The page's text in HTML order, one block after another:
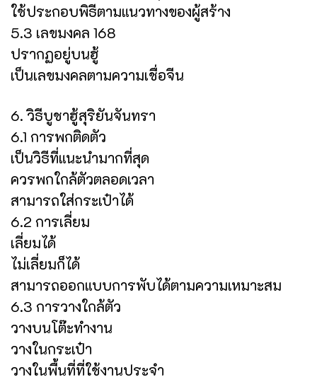
ใช้ประกอบพิธีตามแนวทางของผู้สร้าง
5.3 เลขมงคล 168
ปรากฏอยู่บนฮู้
เป็นเลขมงคลตามความเชื่อจีน
6. วิธีบูชาฮู้สุริยันจันทรา
6.1 การพกติดตัว
เป็นวิธีที่แนะนำมากที่สุด
ควรพกใกล้ตัวตลอดเวลา
สามารถใส่กระเป๋าได้
6.2 การเลี่ยม
เลี่ยมได้
ไม่เลี่ยมก็ได้
สามารถออกแบบการพับได้ตามความเหมาะสม
6.3 การวางใกล้ตัว
วางบนโต๊ะทำงาน
วางในกระเป๋า
วางในพื้นที่ที่ใช้งานประจำ